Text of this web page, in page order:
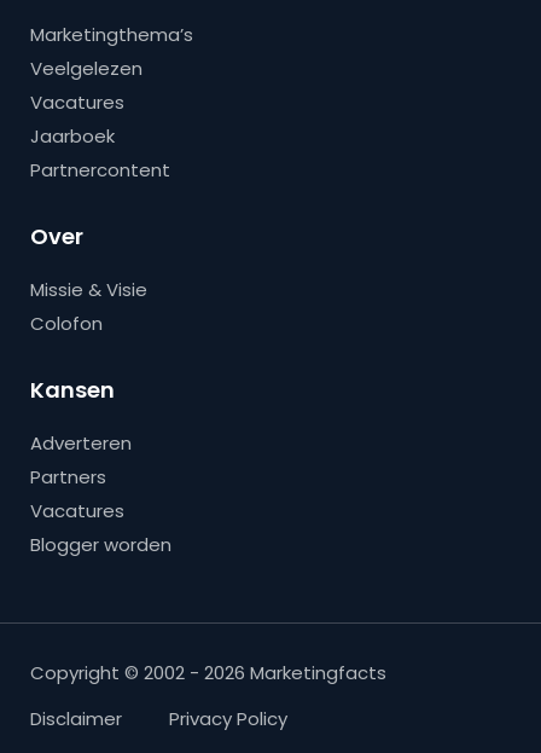
Marketingthema’s
Veelgelezen
Vacatures
Jaarboek
Partnercontent
Over
Missie & Visie
Colofon
Kansen
Adverteren
Partners
Vacatures
Blogger worden
Copyright © 2002 - 2026 Marketingfacts
Disclaimer
Privacy Policy